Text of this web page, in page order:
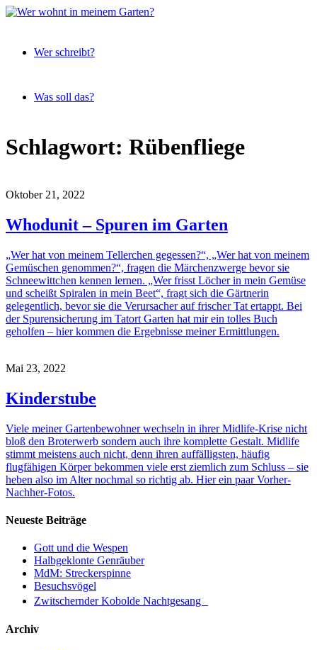
wohnt
meinem
vor der
Terrassentür
Wer schreibt?
Was soll das?
Skip
to
Schlagwort: Rübenfliege
Oktober 21, 2022
Whodunit – Spuren im Garten
„Wer hat von meinem Tellerchen gegessen?“, „Wer hat von meinem
Gemüschen genommen?“, fragen die Märchenzwerge bevor sie
Schneewittchen kennen lernen. „Wer frisst Löcher in mein Gemüse
und scheißt Spiralen in mein Beet“, fragt sich die Gärtnerin
gelegentlich, bevor sie die Verursacher auf frischer Tat ertappt. Bei
der Spurensicherung im Tatort Garten hat mir ein tolles Buch
geholfen – hier kommen die Ergebnisse meiner Ermittlungen.
Mai 23, 2022
Kinderstube
Viele meiner Gartenbewohner wechseln in ihrer Midlife-Krise nicht
bloß den Broterwerb sondern auch ihre komplette Gestalt. Midlife
stimmt meistens auch nicht, denn ihren auffälligsten, häufig
flugfähigen Körper bekommen viele erst ziemlich zum Schluss – sie
heben also im Alter nochmal so richtig ab. Hier ein paar Vorher-
Nachher-Fotos.
Neueste Beiträge
Gott und die Wespen
Halbgeklonte Genräuber
MdM: Streckerspinne
Besuchsvögel
Zwitschernder Kobolde Nachtgesang
Archiv